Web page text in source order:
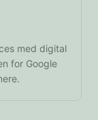
med digital
for Google